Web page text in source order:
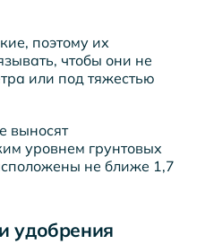
поэтому их
чтобы они не
или под тяжестью
выносят
уровнем грунтовых
не ближе 1,7
удобрения